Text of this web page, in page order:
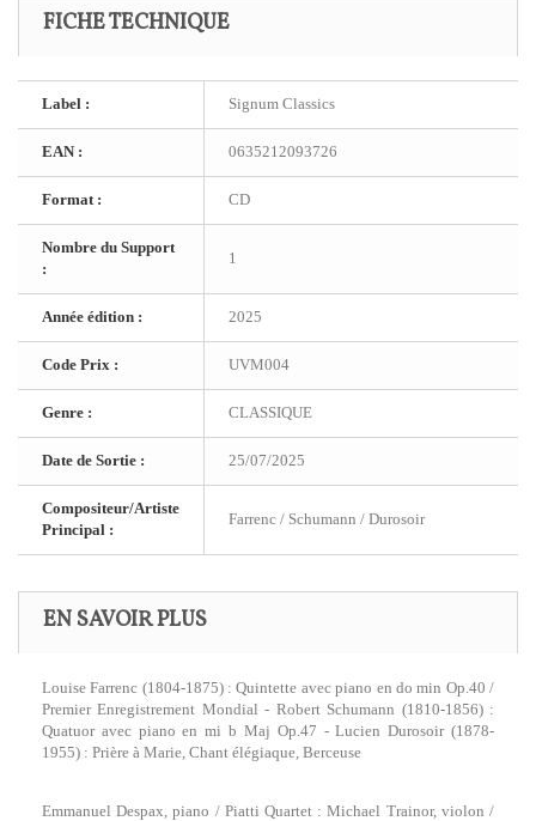
FICHE TECHNIQUE
Label : Signum Classics
EAN : 0635212093726
Format : CD
Nombre du Support
:
1
Année édition : 2025
Code Prix : UVM004
Genre : CLASSIQUE
Date de Sortie : 25/07/2025
Compositeur/Artiste
Principal :
Farrenc / Schumann / Durosoir
EN SAVOIR PLUS
Louise Farrenc (1804-1875) : Quintette avec piano en do min Op.40 /
Premier Enregistrement Mondial - Robert Schumann (1810-1856) :
Quatuor avec piano en mi b Maj Op.47 - Lucien Durosoir (1878-
1955) : Prière à Marie, Chant élégiaque, Berceuse
Emmanuel Despax, piano / Piatti Quartet : Michael Trainor, violon /